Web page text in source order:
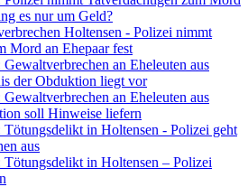
es nur um Geld?
Holtensen - Polizei nimmt
Mord an Ehepaar fest
Gewaltverbrechen an Eheleuten aus
der Obduktion liegt vor
Gewaltverbrechen an Eheleuten aus
soll Hinweise liefern
Tötungsdelikt in Holtensen - Polizei geht
aus
Tötungsdelikt in Holtensen – Polizei